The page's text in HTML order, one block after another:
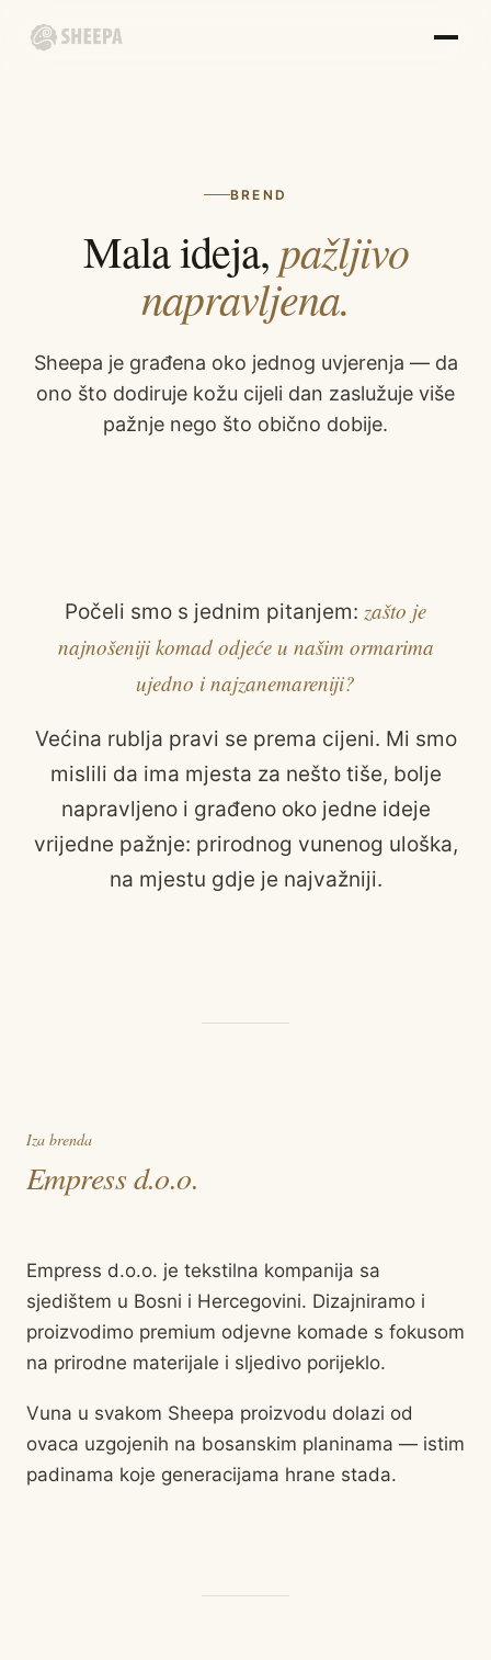
BREND
Mala ideja, pažljivo
napravljena.
Sheepa je građena oko jednog uvjerenja — da
ono što dodiruje kožu cijeli dan zaslužuje više
pažnje nego što obično dobije.
Počeli smo s jednim pitanjem: zašto je
najnošeniji komad odjeće u našim ormarima
ujedno i najzanemareniji?
Većina rublja pravi se prema cijeni. Mi smo
mislili da ima mjesta za nešto tiše, bolje
napravljeno i građeno oko jedne ideje
vrijedne pažnje: prirodnog vunenog uloška,
na mjestu gdje je najvažniji.
Iza brenda
Empress d.o.o.
Empress d.o.o. je tekstilna kompanija sa
sjedištem u Bosni i Hercegovini. Dizajniramo i
proizvodimo premium odjevne komade s fokusom
na prirodne materijale i sljedivo porijeklo.
Vuna u svakom Sheepa proizvodu dolazi od
ovaca uzgojenih na bosanskim planinama — istim
padinama koje generacijama hrane stada.